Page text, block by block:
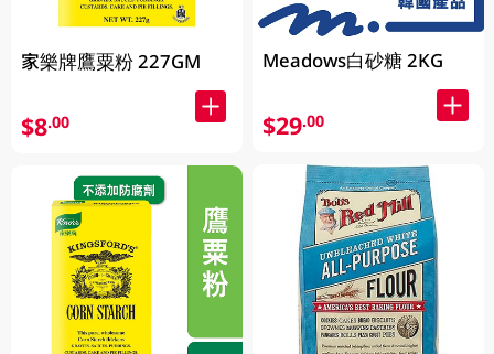
家樂牌鷹粟粉 227GM
$8.00
Meadows白砂糖 2KG
$29.00